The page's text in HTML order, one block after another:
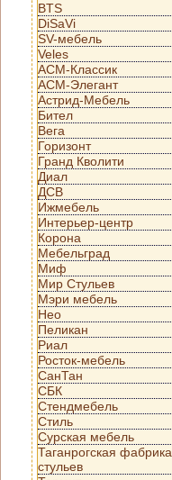
BTS
DiSaVi
SV-мебель
Veles
АСМ-Классик
АСМ-Элегант
Астрид-Мебель
Бител
Вега
Горизонт
Гранд Кволити
Диал
ДСВ
Ижмебель
Интерьер-центр
Корона
Мебельград
Миф
Мир Стульев
Мэри мебель
Нео
Пеликан
Риал
Росток-мебель
СанТан
СБК
Стендмебель
Стиль
Сурская мебель
Таганрогская фабрика
стульев